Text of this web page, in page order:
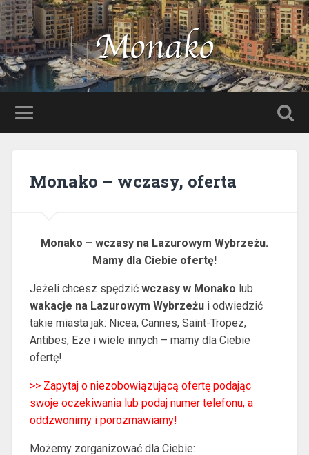
Monako – wczasy, oferta
Monako – wczasy na Lazurowym Wybrzeżu.
Mamy dla Ciebie ofertę!
Jeżeli chcesz spędzić wczasy w Monako lub
wakacje na Lazurowym Wybrzeżui odwiedzić
takie miasta jak: Nicea, Cannes, Saint-Tropez,
Antibes, Eze i wiele innych – mamy dla Ciebie
ofertę!
>> Zapytaj o niezobowiązującą ofertę podając
swoje oczekiwania lub podaj numer telefonu, a
oddzwonimy i porozmawiamy!
Możemy zorganizować dla Ciebie: